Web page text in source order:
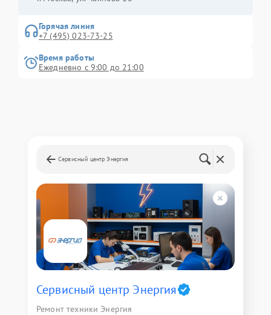
Горячая линия
+7 (495) 023-73-25
Время работы
Ежедневно с 9:00 до 21:00
Сервисный центр Энергия
Сервисный центр Энергия
Ремонт техники Энергия